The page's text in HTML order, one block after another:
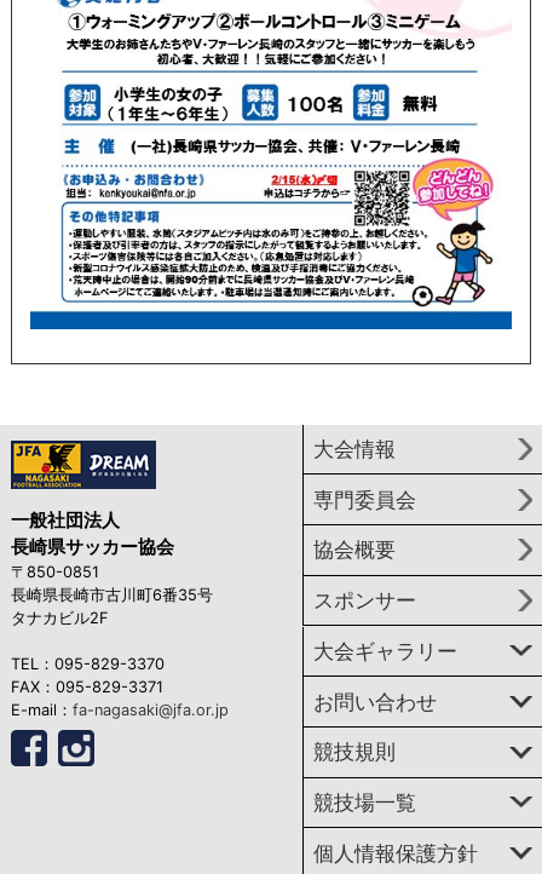
一般社団法人
長崎県サッカー協会
〒850-0851
長崎県長崎市古川町6番35号
タナカビル2F
TEL：095-829-3370
FAX：095-829-3371
E-mail： fa-nagasaki@jfa.or.jp
大会情報
専門委員会
協会概要
スポンサー
大会ギャラリー
お問い合わせ
競技規則
競技場一覧
個人情報保護方針